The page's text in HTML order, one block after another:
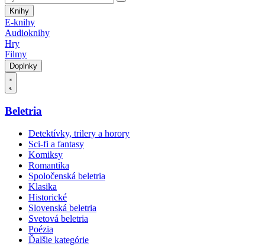
Knihy
E-knihy
Audioknihy
Hry
Filmy
Doplnky
Beletria
Detektívky, trilery a horory
Sci-fi a fantasy
Komiksy
Romantika
Spoločenská beletria
Klasika
Historické
Slovenská beletria
Svetová beletria
Poézia
Ďalšie kategórie